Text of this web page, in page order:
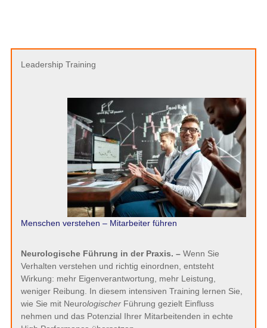
Leadership Training
Menschen verstehen – Mitarbeiter führen
Neurologische Führung in der Praxis. – Wenn Sie
Verhalten verstehen und richtig einordnen, entsteht
Wirkung: mehr Eigenverantwortung, mehr Leistung,
weniger Reibung. In diesem intensiven Training lernen Sie,
wie Sie mit NeurologischerFührung gezielt Einfluss
nehmen und das Potenzial Ihrer Mitarbeitenden in echte